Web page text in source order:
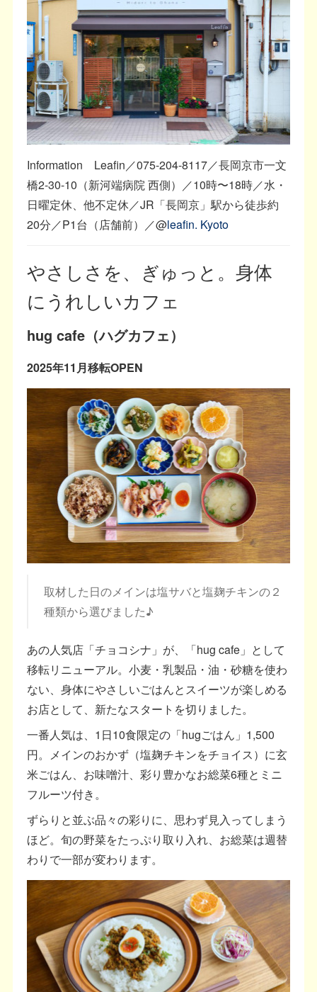
Information Leafin／075-204-8117／長岡京市一文
橋2-30-10（新河端病院 西側）／10時〜18時／水・
日曜定休、他不定休／JR「長岡京」駅から徒歩約
20分／P1台（店舗前）／@leafin. Kyoto
やさしさを、ぎゅっと。身体
にうれしいカフェ
hug cafe（ハグカフェ）
2025年11月移転OPEN
取材した日のメインは塩サバと塩麹チキンの２
種類から選びました♪
あの人気店「チョコシナ」が、「hug cafe」として
移転リニューアル。小麦・乳製品・油・砂糖を使わ
ない、身体にやさしいごはんとスイーツが楽しめる
お店として、新たなスタートを切りました。
一番人気は、1日10食限定の「hugごはん」1,500
円。メインのおかず（塩麹チキンをチョイス）に玄
米ごはん、お味噌汁、彩り豊かなお総菜6種とミニ
フルーツ付き。
ずらりと並ぶ品々の彩りに、思わず見入ってしまう
ほど。旬の野菜をたっぷり取り入れ、お総菜は週替
わりで一部が変わります。